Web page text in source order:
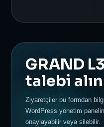
GRAND
talebi alın
Ziyaretçiler bu formdan
WordPress yönetim
onaylayabilir veya silebilir.